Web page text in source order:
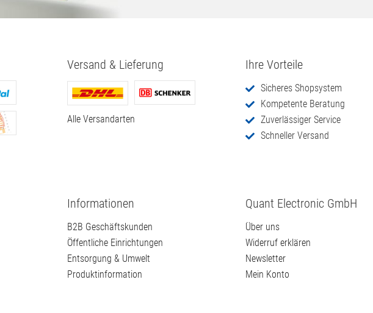
Versand & Lieferung
Alle Versandarten
Ihre Vorteile
Sicheres Shopsystem
Kompetente Beratung
Zuverlässiger Service
Schneller Versand
Informationen
B2B Geschäftskunden
Öffentliche Einrichtungen
Entsorgung & Umwelt
Produktinformation
Quant Electronic GmbH
Über uns
Widerruf erklären
Newsletter
Mein Konto